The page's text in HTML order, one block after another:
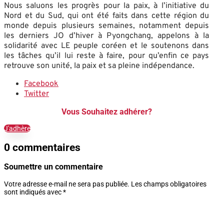
Nous saluons les progrès pour la paix, à l’initiative du
Nord et du Sud, qui ont été faits dans cette région du
monde depuis plusieurs semaines, notamment depuis
les derniers JO d’hiver à Pyongchang, appelons à la
solidarité avec LE peuple coréen et le soutenons dans
les tâches qu’il lui reste à faire, pour qu’enfin ce pays
retrouve son unité, la paix et sa pleine indépendance.
Facebook
Twitter
Vous Souhaitez adhérer?
J'adhère
0 commentaires
Soumettre un commentaire
Votre adresse e-mail ne sera pas publiée. Les champs obligatoires
sont indiqués avec*